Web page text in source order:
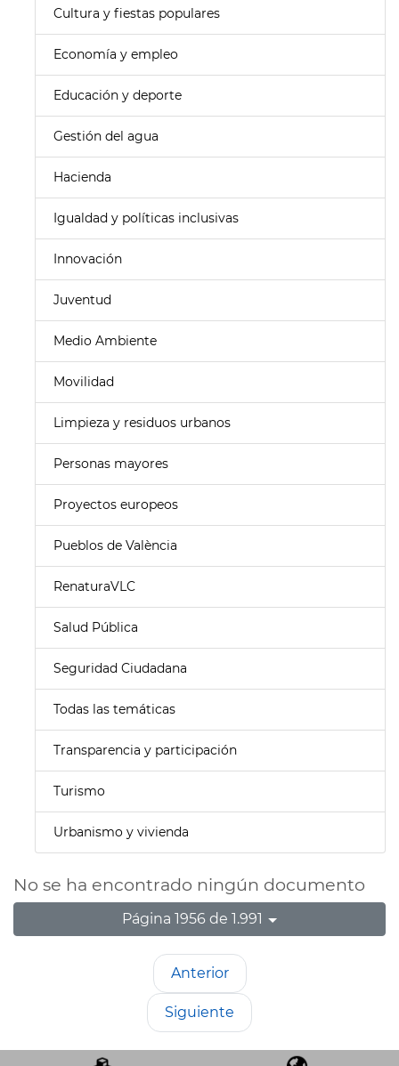
Cultura y fiestas populares
Economía y empleo
Educación y deporte
Gestión del agua
Hacienda
Igualdad y políticas inclusivas
Innovación
Juventud
Medio Ambiente
Movilidad
Limpieza y residuos urbanos
Personas mayores
Proyectos europeos
Pueblos de València
RenaturaVLC
Salud Pública
Seguridad Ciudadana
Todas las temáticas
Transparencia y participación
Turismo
Urbanismo y vivienda
No se ha encontrado ningún documento
Página 1956 de 1.991
Anterior
Siguiente